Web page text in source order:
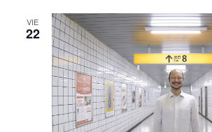
VIE
22